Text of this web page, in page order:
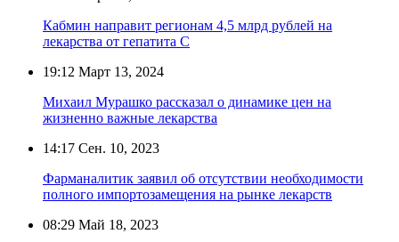
Кабмин направит регионам 4,5 млрд рублей на
лекарства от гепатита C
19:12 Март 13, 2024
Михаил Мурашко рассказал о динамике цен на
жизненно важные лекарства
14:17 Сен. 10, 2023
Фарманалитик заявил об отсутствии необходимости
полного импортозамещения на рынке лекарств
08:29 Май 18, 2023